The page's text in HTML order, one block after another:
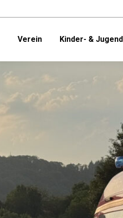
Verein Kinder- &